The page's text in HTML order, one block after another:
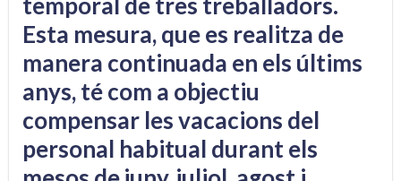
Esta mesura, que es realitza de
manera continuada en els últims
anys, té com a objectiu
compensar les vacacions del
personal habitual durant els